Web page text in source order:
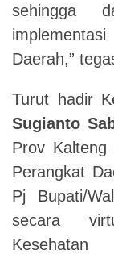
sehingga
Daerah,”
Turut hadir
Sugianto
Prov
Perangkat
Pj Bupati/
secara